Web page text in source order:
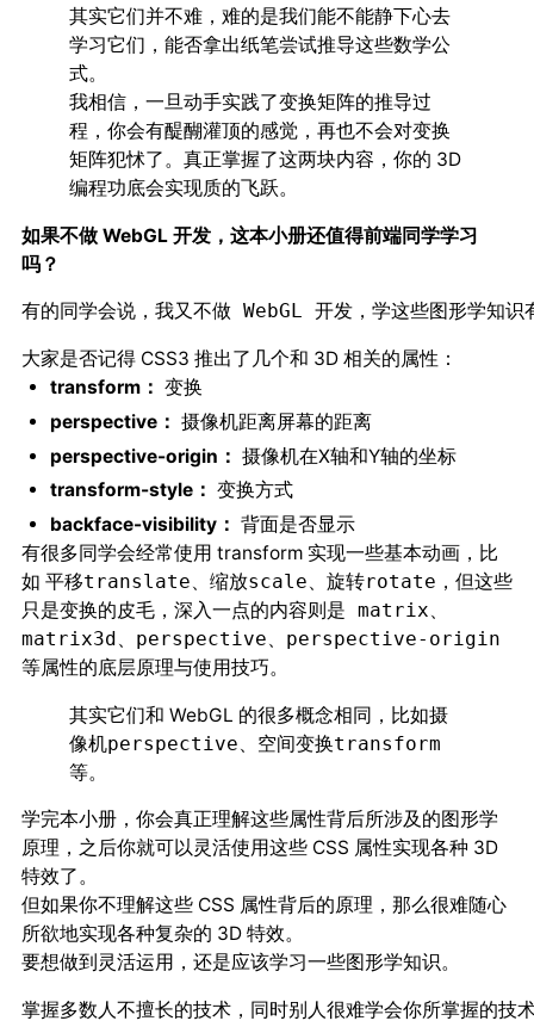
其实它们并不难，难的是我们能不能静下心去
学习它们，能否拿出纸笔尝试推导这些数学公
式。
我相信，一旦动手实践了变换矩阵的推导过
程，你会有醍醐灌顶的感觉，再也不会对变换
矩阵犯怵了。真正掌握了这两块内容，你的 3D
编程功底会实现质的飞跃。
如果不做 WebGL 开发，这本小册还值得前端同学学习
吗？
大家是否记得 CSS3 推出了几个和 3D 相关的属性：
transform： 变换
perspective： 摄像机距离屏幕的距离
perspective-origin： 摄像机在X轴和Y轴的坐标
transform-style： 变换方式
backface-visibility： 背面是否显示
有很多同学会经常使用 transform 实现一些基本动画，比
如 平移translate、缩放scale、旋转rotate ，但这些
只是变换的皮毛，深入一点的内容则是 matrix、
matrix3d 、 perspective、 perspective-origin
等属性的底层原理与使用技巧。
其实它们和 WebGL 的很多概念相同，比如摄
像机perspective 、空间变换transform
等。
学完本小册，你会真正理解这些属性背后所涉及的图形学
原理，之后你就可以灵活使用这些 CSS 属性实现各种 3D
特效了。
但如果你不理解这些 CSS 属性背后的原理，那么很难随心
所欲地实现各种复杂的 3D 特效。
要想做到灵活运用，还是应该学习一些图形学知识。